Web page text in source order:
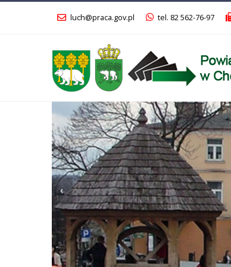
luch@praca.gov.pl tel. 82 562-76-97
Poprzedni